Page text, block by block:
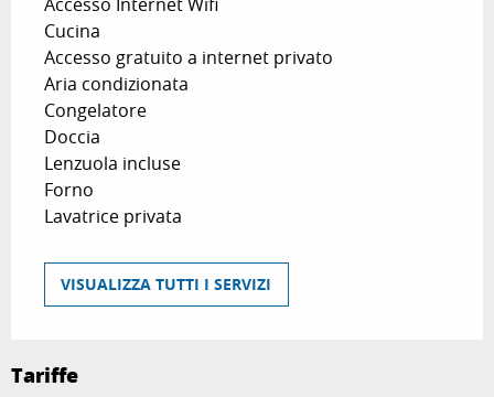
Cucina
Accesso gratuito a internet privato
Aria condizionata
Congelatore
Doccia
Lenzuola incluse
Forno
Lavatrice privata
VISUALIZZA TUTTI I SERVIZI
Tariffe